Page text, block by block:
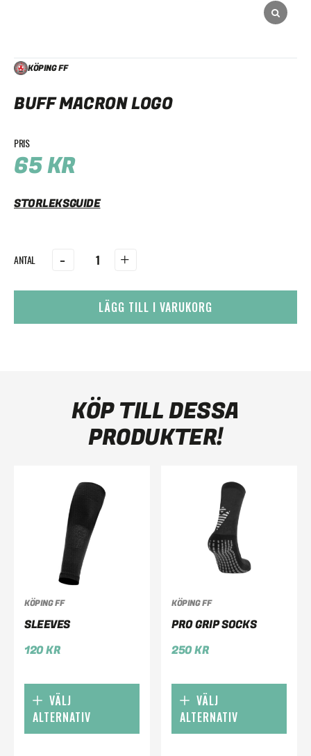
KÖPING FF
BUFF MACRON LOGO
65KR
STORLEKSGUIDE
- +
LÄGG TILL I VARUKORG
KÖP TILL DESSA
PRODUKTER!
KÖPING FF
SLEEVES
120KR
VÄLJ
ALTERNATIV
KÖPING FF
PRO GRIP SOCKS
250KR
VÄLJ
ALTERNATIV